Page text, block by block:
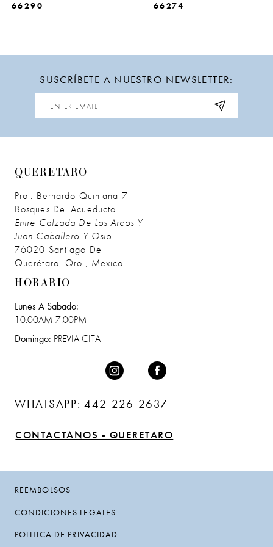
66290
66274
SUSCRÍBETE A NUESTRO NEWSLETTER:
QUERETARO
Prol. Bernardo Quintana 7
Bosques Del Acueducto
Entre Calzada De Los Arcos Y
Juan Caballero Y Osio
76020 Santiago De
Querétaro, Qro., Mexico
HORARIO
Lunes A Sabado:
10:00AM-7:00PM
Domingo: PREVIA CITA
WHATSAPP: 442-226-2637
CONTACTANOS - QUERETARO
REEMBOLSOS
CONDICIONES LEGALES
POLITICA DE PRIVACIDAD